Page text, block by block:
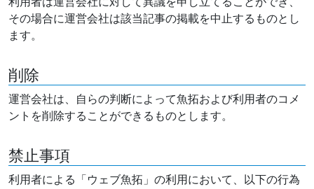
その場合に運営会社は該当記事の掲載を中止するものとし
ます。
削除
運営会社は、自らの判断によって魚拓および利用者のコメ
ントを削除することができるものとします。
禁止事項
利用者による「ウェブ魚拓」の利用において、以下の行為